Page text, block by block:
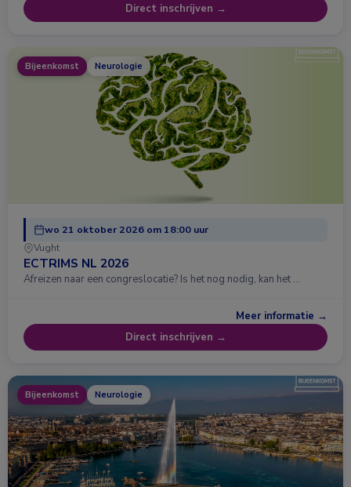
Direct inschrijven →
Bijeenkomst Neurologie
wo 21 oktober 2026 om 18:00 uur
Vught
ECTRIMS NL 2026
Afreizen naar een congreslocatie? Is het nog nodig, kan het …
Meer informatie →
Direct inschrijven →
Bijeenkomst Neurologie